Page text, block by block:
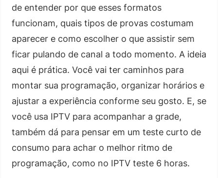
de entender por que esses formatos
funcionam, quais tipos de provas costumam
aparecer e como escolher o que assistir sem
ficar pulando de canal a todo momento. A ideia
aqui é prática. Você vai ter caminhos para
montar sua programação, organizar horários e
ajustar a experiência conforme seu gosto. E, se
você usa IPTV para acompanhar a grade,
também dá para pensar em um teste curto de
consumo para achar o melhor ritmo de
programação, como no IPTV teste 6 horas.